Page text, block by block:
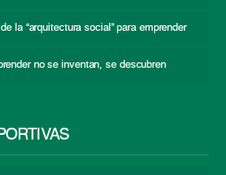
la “arquitectura social” para emprender
no se inventan, se descubren